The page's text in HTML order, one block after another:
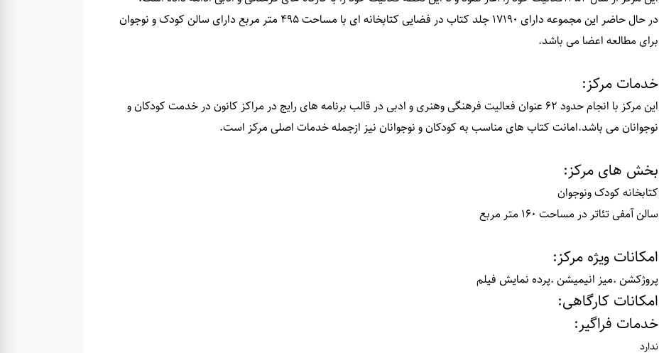
در حال حاضر این مجموعه دارای 17190 جلد کتاب در فضایی کتابخانه ای با مساحت 495 متر مربع دارای سالن کودک و نوجوان
برای مطالعه اعضا می باشد.
خدمات مرکز:
این مرکز با انجام حدود 62 عنوان فعالیت فرهنگی وهنری و ادبی در قالب برنامه های رایج در مراکز کانون در خدمت کودکان و
نوجوانان می باشد.امانت کتاب های مناسب به کودکان و نوجوانان نیز ازجمله خدمات اصلی مرکز است.
بخش های مرکز:
کتابخانه کودک ونوجوان
سالن آمفی تئاتر در مساحت 160 متر مربع
امکانات ویژه مرکز:
پروژکشن .میز انیمیشن .پرده نمایش فیلم
امکانات کارگاهی:
خدمات فراگیر:
ندارد